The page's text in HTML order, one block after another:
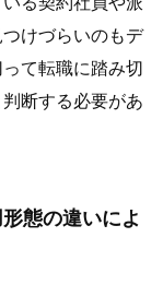
けづらいのもデ
て転職に踏み切
断する必要があ
態の違いによ